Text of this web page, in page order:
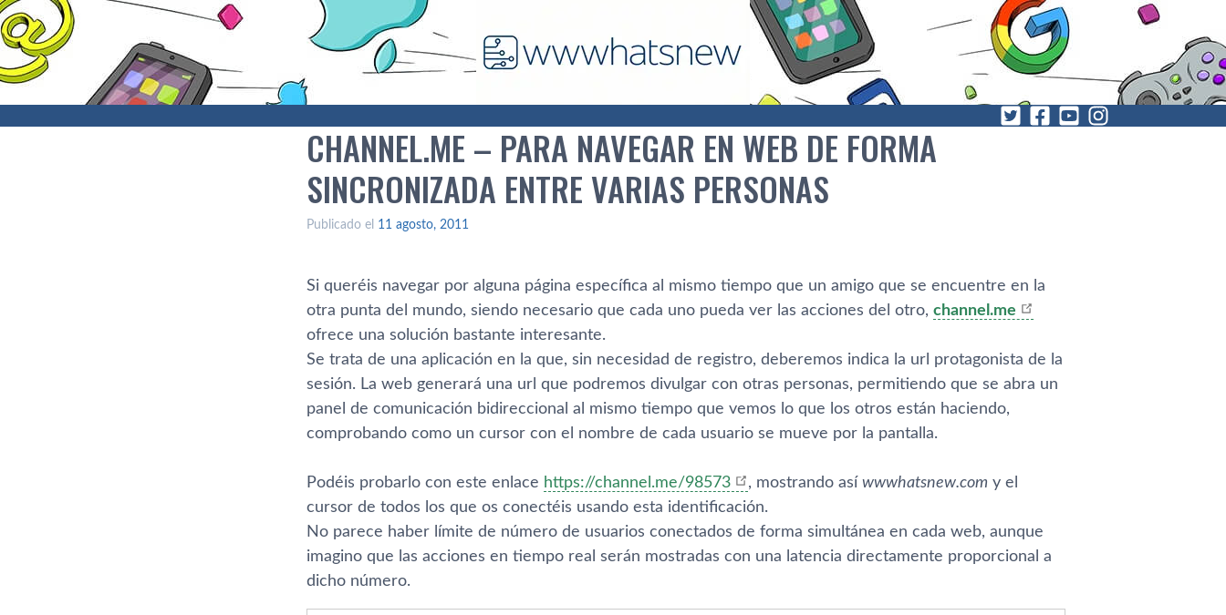
CHANNEL.ME – PARA NAVEGAR EN WEB DE FORMA
SINCRONIZADA ENTRE VARIAS PERSONAS
Publicado el 11 agosto, 2011
Si queréis navegar por alguna página especí­fica al mismo tiempo que un amigo que se encuentre en la
otra punta del mundo, siendo necesario que cada uno pueda ver las acciones del otro, channel.me
ofrece una solución bastante interesante.
Se trata de una aplicación en la que, sin necesidad de registro, deberemos indica la url protagonista de la
sesión. La web generará una url que podremos divulgar con otras personas, permitiendo que se abra un
panel de comunicación bidireccional al mismo tiempo que vemos lo que los otros están haciendo,
comprobando como un cursor con el nombre de cada usuario se mueve por la pantalla.
Podéis probarlo con este enlace https://channel.me/98573 , mostrando así­ wwwhatsnew.com y el
cursor de todos los que os conectéis usando esta identificación.
No parece haber lí­mite de número de usuarios conectados de forma simultánea en cada web, aunque
imagino que las acciones en tiempo real serán mostradas con una latencia directamente proporcional a
dicho número.